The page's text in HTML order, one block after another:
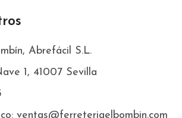
Abrefácil S.L.
1, 41007 Sevilla
ventas@ferreteriaelbombin.com